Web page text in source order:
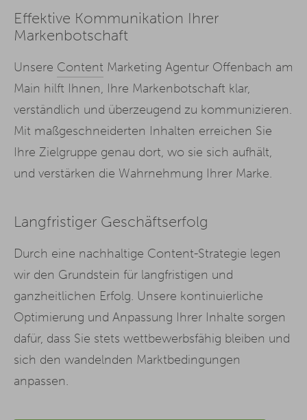
Effektive Kommunikation Ihrer
Markenbotschaft
Unsere Content Marketing Agentur Offenbach am
Main hilft Ihnen, Ihre Markenbotschaft klar,
verständlich und überzeugend zu kommunizieren.
Mit maßgeschneiderten Inhalten erreichen Sie
Ihre Zielgruppe genau dort, wo sie sich aufhält,
und verstärken die Wahrnehmung Ihrer Marke.
Langfristiger Geschäftserfolg
Durch eine nachhaltige Content-Strategie legen
wir den Grundstein für langfristigen und
ganzheitlichen Erfolg. Unsere kontinuierliche
Optimierung und Anpassung Ihrer Inhalte sorgen
dafür, dass Sie stets wettbewerbsfähig bleiben und
sich den wandelnden Marktbedingungen
anpassen.